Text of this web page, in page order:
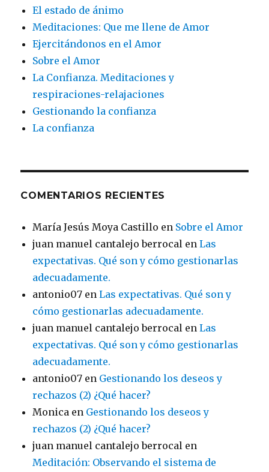
El estado de ánimo
Meditaciones: Que me llene de Amor
Ejercitándonos en el Amor
Sobre el Amor
La Confianza. Meditaciones y
respiraciones-relajaciones
Gestionando la confianza
La confianza
COMENTARIOS RECIENTES
María Jesús Moya Castillo en Sobre el Amor
juan manuel cantalejo berrocal enLas
expectativas. Qué son y cómo gestionarlas
adecuadamente.
antonio07 enLas expectativas. Qué son y
cómo gestionarlas adecuadamente.
juan manuel cantalejo berrocal enLas
expectativas. Qué son y cómo gestionarlas
adecuadamente.
antonio07 en Gestionando los deseos y
rechazos (2) ¿Qué hacer?
Monica en Gestionando los deseos y
rechazos (2) ¿Qué hacer?
juan manuel cantalejo berrocal en
Meditación: Observando el sistema de